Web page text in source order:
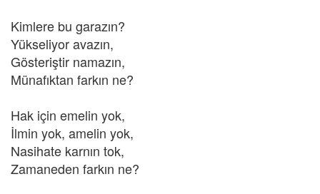
Kimlere bu garazın?
Yükseliyor avazın,
Gösteriştir namazın,
Münafıktan farkın ne?
Hak için emelin yok,
İlmin yok, amelin yok,
Nasihate karnın tok,
Zamaneden farkın ne?